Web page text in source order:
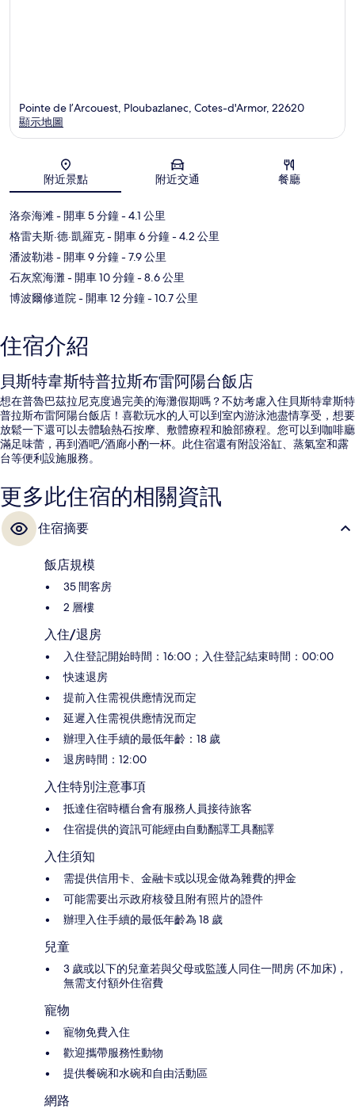
地圖
Pointe de l’Arcouest, Ploubazlanec, Cotes-d'Armor, 22620
顯示地圖
附近景點 附近交通 餐廳
洛奈海滩- 開車 5 分鐘- 4.1 公里
格雷夫斯·德·凱羅克- 開車 6 分鐘- 4.2 公里
潘波勒港- 開車 9 分鐘- 7.9 公里
石灰窯海灘- 開車 10 分鐘- 8.6 公里
博波爾修道院- 開車 12 分鐘- 10.7 公里
住宿介紹
貝斯特韋斯特普拉斯布雷阿陽台飯店
想在普魯巴茲拉尼克度過完美的海灘假期嗎？不妨考慮入住貝斯特韋斯特
普拉斯布雷阿陽台飯店！喜歡玩水的人可以到室內游泳池盡情享受，想要
放鬆一下還可以去體驗熱石按摩、敷體療程和臉部療程。您可以到咖啡廳
滿足味蕾，再到酒吧/酒廊小酌一杯。此住宿還有附設浴缸、蒸氣室和露
台等便利設施服務。
更多此住宿的相關資訊
住宿摘要
飯店規模
35 間客房
2 層樓
入住/退房
入住登記開始時間：16:00；入住登記結束時間：00:00
快速退房
提前入住需視供應情況而定
延遲入住需視供應情況而定
辦理入住手續的最低年齡：18 歲
退房時間：12:00
入住特別注意事項
抵達住宿時櫃台會有服務人員接待旅客
住宿提供的資訊可能經由自動翻譯工具翻譯
入住須知
需提供信用卡、金融卡或以現金做為雜費的押金
可能需要出示政府核發且附有照片的證件
辦理入住手續的最低年齡為 18 歲
兒童
3 歲或以下的兒童若與父母或監護人同住一間房 (不加床)，
無需支付額外住宿費
寵物
寵物免費入住
歡迎攜帶服務性動物
提供餐碗和水碗和自由活動區
網路